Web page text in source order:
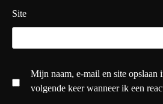
Site
Mijn naam, e-mail en site opslaan
volgende keer wanneer ik een